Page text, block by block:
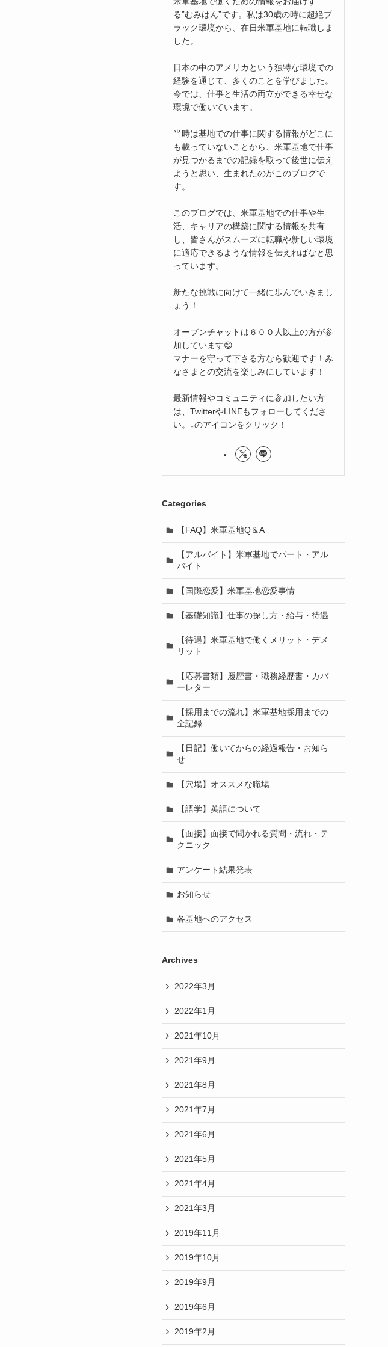
る”むみはん”です。私は30歳の時に超絶ブ
ラック環境から、在日米軍基地に転職しま
した。
日本の中のアメリカという独特な環境での
経験を通じて、多くのことを学びました。
今では、仕事と生活の両立ができる幸せな
環境で働いています。
当時は基地での仕事に関する情報がどこに
も載っていないことから、米軍基地で仕事
が見つかるまでの記録を取って後世に伝え
ようと思い、生まれたのがこのブログで
す。
このブログでは、米軍基地での仕事や生
活、キャリアの構築に関する情報を共有
し、皆さんがスムーズに転職や新しい環境
に適応できるような情報を伝えればなと思
っています。
新たな挑戦に向けて一緒に歩んでいきまし
ょう！
オープンチャットは６００人以上の方が参
加しています😊
マナーを守って下さる方なら歓迎です！み
なさまとの交流を楽しみにしています！
最新情報やコミュニティに参加したい方
は、TwitterやLINEもフォローしてくださ
い。↓のアイコンをクリック！
Categories
【FAQ】米軍基地Q＆A
【アルバイト】米軍基地でパート・アル
バイト
【国際恋愛】米軍基地恋愛事情
【基礎知識】仕事の探し方・給与・待遇
【待遇】米軍基地で働くメリット・デメ
リット
【応募書類】履歴書・職務経歴書・カバ
ーレター
【採用までの流れ】米軍基地採用までの
全記録
【日記】働いてからの経過報告・お知ら
せ
【穴場】オススメな職場
【語学】英語について
【面接】面接で聞かれる質問・流れ・テ
クニック
アンケート結果発表
お知らせ
各基地へのアクセス
Archives
2022年3月
2022年1月
2021年10月
2021年9月
2021年8月
2021年7月
2021年6月
2021年5月
2021年4月
2021年3月
2019年11月
2019年10月
2019年9月
2019年6月
2019年2月